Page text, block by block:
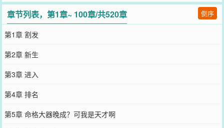
章节列表，第1章~ 100章/共520章 倒序
第1章 割发
第2章 新生
第3章 进入
第4章 排名
第5章 命格大器晚成？可我是天才啊